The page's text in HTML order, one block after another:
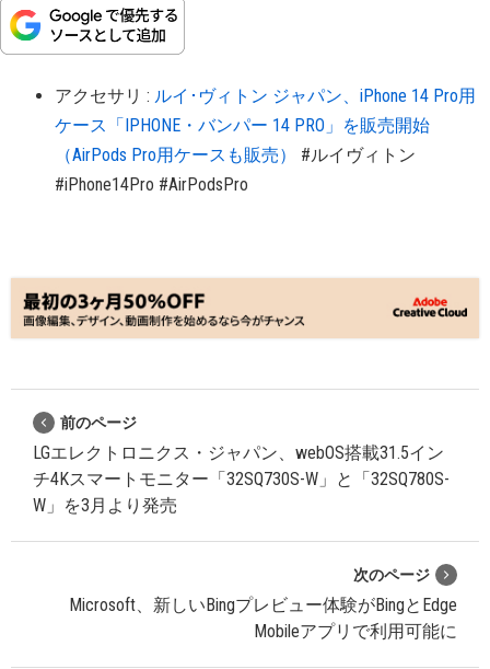
アクセサリ : ルイ･ヴィトン ジャパン、iPhone 14 Pro用
ケース「IPHONE・バンパー 14 PRO」を販売開始
（AirPods Pro用ケースも販売）
#ルイヴィトン
#iPhone14Pro #AirPodsPro
前のページ
LGエレクトロニクス・ジャパン、webOS搭載31.5イン
チ4Kスマートモニター「32SQ730S-W」と「32SQ780S-
W」を3月より発売
次のページ
Microsoft、新しいBingプレビュー体験がBingとEdge
Mobileアプリで利用可能に